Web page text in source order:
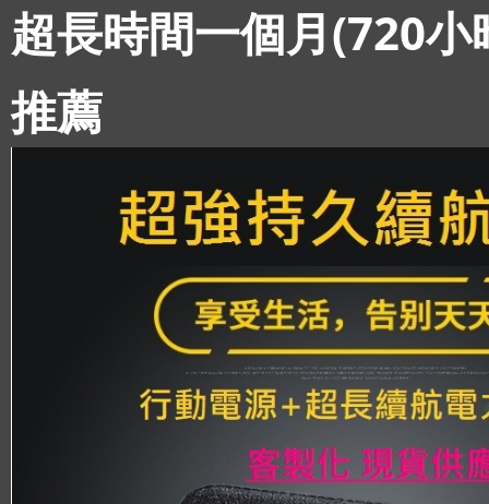
超長時間一個月(720
推薦